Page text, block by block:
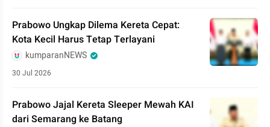
Prabowo Ungkap Dilema Kereta Cepat:
Kota Kecil Harus Tetap Terlayani
kumparanNEWS
30 Jul 2026
Prabowo Jajal Kereta Sleeper Mewah KAI
dari Semarang ke Batang